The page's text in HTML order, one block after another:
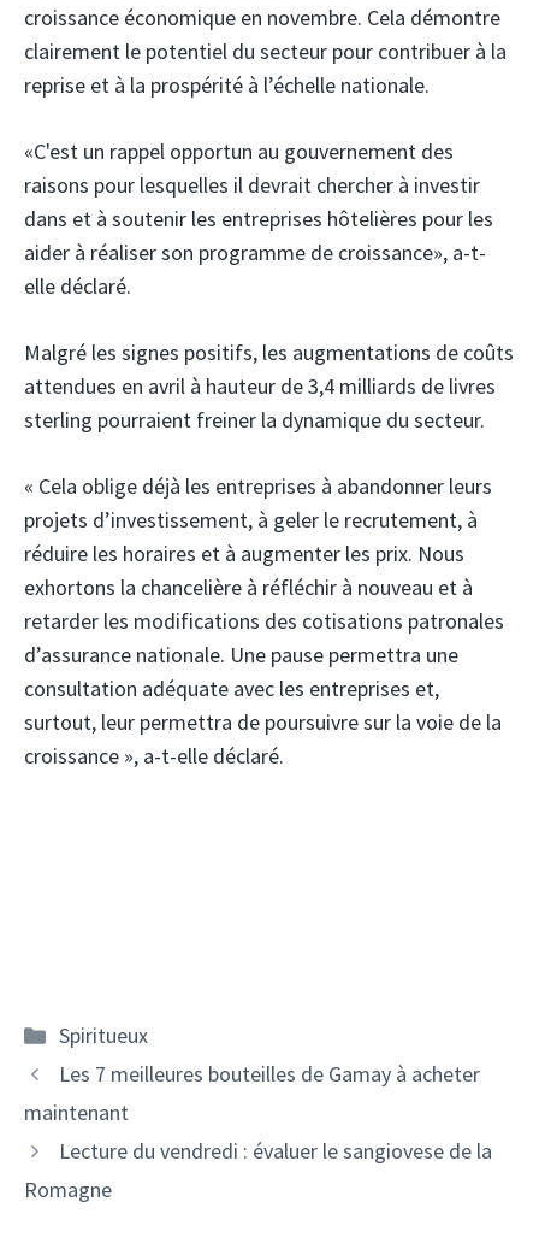
croissance économique en novembre. Cela démontre
clairement le potentiel du secteur pour contribuer à la
reprise et à la prospérité à l’échelle nationale.
«C'est un rappel opportun au gouvernement des
raisons pour lesquelles il devrait chercher à investir
dans et à soutenir les entreprises hôtelières pour les
aider à réaliser son programme de croissance», a-t-
elle déclaré.
Malgré les signes positifs, les augmentations de coûts
attendues en avril à hauteur de 3,4 milliards de livres
sterling pourraient freiner la dynamique du secteur.
« Cela oblige déjà les entreprises à abandonner leurs
projets d’investissement, à geler le recrutement, à
réduire les horaires et à augmenter les prix. Nous
exhortons la chancelière à réfléchir à nouveau et à
retarder les modifications des cotisations patronales
d’assurance nationale. Une pause permettra une
consultation adéquate avec les entreprises et,
surtout, leur permettra de poursuivre sur la voie de la
croissance », a-t-elle déclaré.
Catégories
Spiritueux
Navigation
des
Les 7 meilleures bouteilles de Gamay à acheter
maintenant
Lecture du vendredi : évaluer le sangiovese de la
Romagne